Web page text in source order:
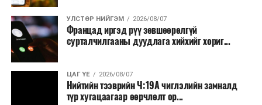
УЛСТӨР НИЙГЭМ 2026/08/07
Францад иргэд рүү зөвшөөрөлгүй
сурталчилгааны дуудлага хийхийг хориг...
ЦАГ ҮЕ 2026/08/07
Нийтийн тээврийн Ч:19А чиглэлийн замналд
түр хугацаагаар өөрчлөлт ор...